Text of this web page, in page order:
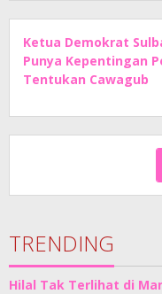
Ketua Demokrat
Punya Kepentingan
Tentukan Cawagub
TRENDING
Hilal Tak Terlihat di